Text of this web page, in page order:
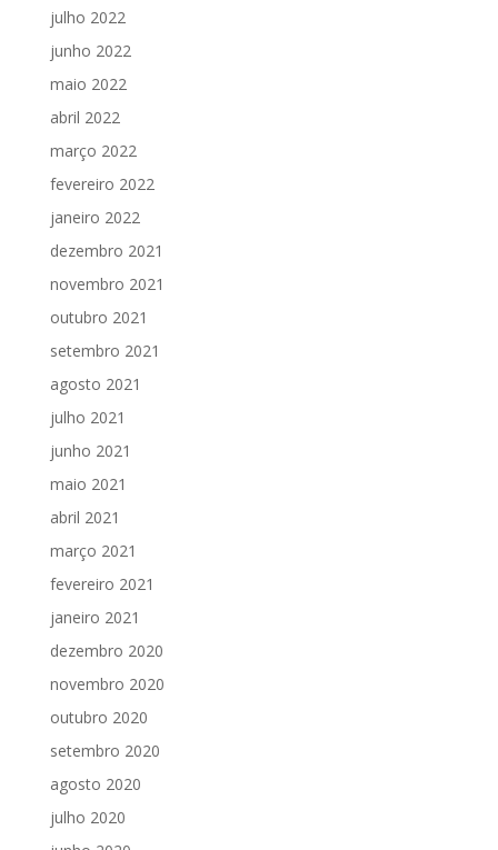
julho 2022
junho 2022
maio 2022
abril 2022
março 2022
fevereiro 2022
janeiro 2022
dezembro 2021
novembro 2021
outubro 2021
setembro 2021
agosto 2021
julho 2021
junho 2021
maio 2021
abril 2021
março 2021
fevereiro 2021
janeiro 2021
dezembro 2020
novembro 2020
outubro 2020
setembro 2020
agosto 2020
julho 2020